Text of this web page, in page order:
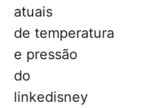
atuais
de temperatura
e pressão
do
linkedisney